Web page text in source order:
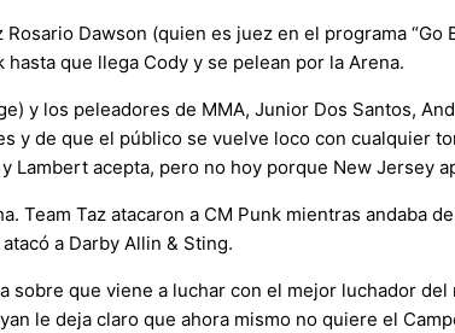
Dawson (quien es juez en el programa
que llega Cody y se pelean por la Arena.
y los peleadores de MMA, Junior Dos Santos,
y de que el público se vuelve loco con cualquier
acepta, pero no hoy porque New Jersey
Team Taz atacaron a CM Punk mientras andaba
a Darby Allin & Sting.
sobre que viene a luchar con el mejor luchador
le deja claro que ahora mismo no quiere el